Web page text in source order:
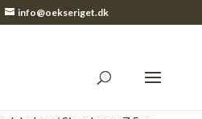
info@oekseriget.dk